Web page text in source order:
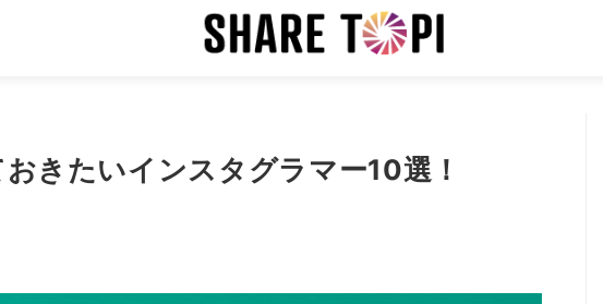
きたいインスタグラマー10選！